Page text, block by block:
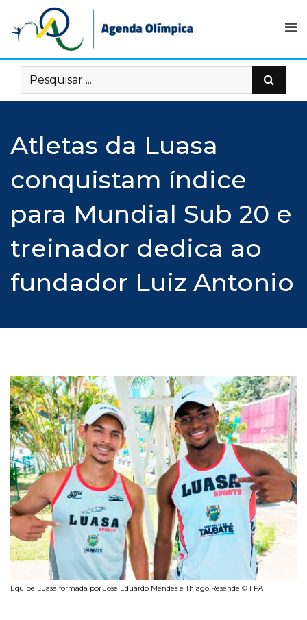
content
Atletas da Luasa
conquistam índice
para Mundial Sub 20 e
treinador dedica ao
fundador Luiz Antonio
Equipe Luasa formada por José Eduardo Mendes e Thiago Resende © FPA